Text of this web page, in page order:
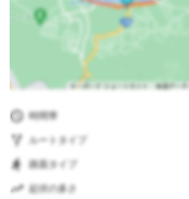
時間帯
ルートタイプ
路面タイプ
起伏の多さ